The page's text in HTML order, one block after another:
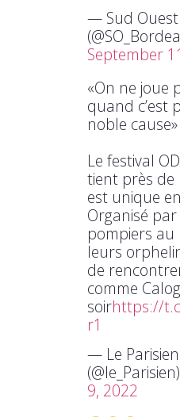
— Sud
September
«On ne joue
quand c’est
noble cause»
Le festival
tient près de
est unique
Organisé par
pompiers
leurs
de
comme
soirhttps://
r1
— Le Parisien
(@le_Parisien)
9, 2022